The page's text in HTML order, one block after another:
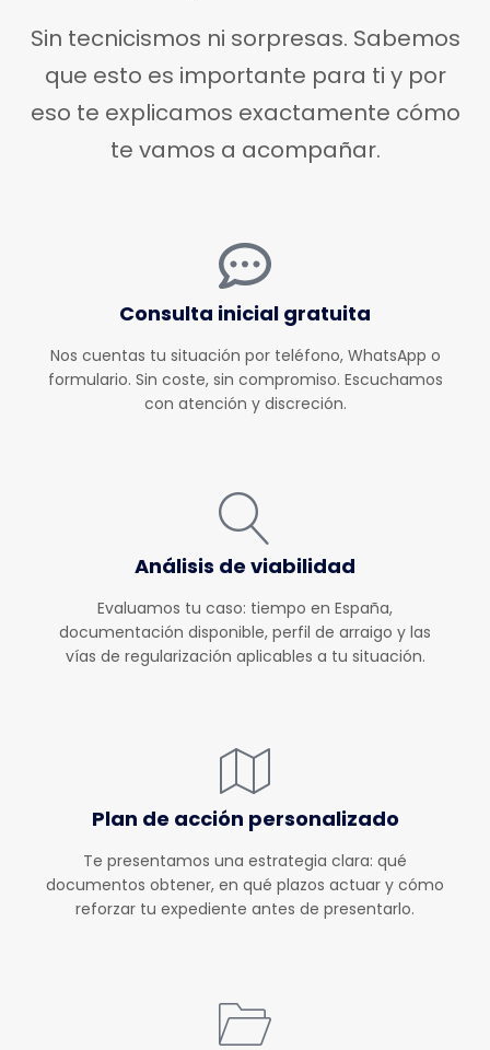
Sin tecnicismos ni sorpresas. Sabemos
que esto es importante para ti y por
eso te explicamos exactamente cómo
te vamos a acompañar.
Consulta inicial gratuita
Nos cuentas tu situación por teléfono, WhatsApp o
formulario. Sin coste, sin compromiso. Escuchamos
con atención y discreción.
Análisis de viabilidad
Evaluamos tu caso: tiempo en España,
documentación disponible, perfil de arraigo y las
vías de regularización aplicables a tu situación.
Plan de acción personalizado
Te presentamos una estrategia clara: qué
documentos obtener, en qué plazos actuar y cómo
reforzar tu expediente antes de presentarlo.